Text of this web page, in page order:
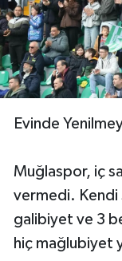
Evinde
Muğlaspor, iç
vermedi. Kendi
galibiyet ve 3
hiç mağlubiyet